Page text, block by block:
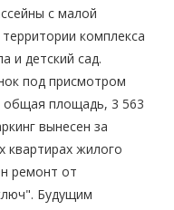
с малой
комплекса
и детский сад.
под присмотром
общая площадь, 3 563
вынесен за
квартирах жилого
ремонт от
Будущим